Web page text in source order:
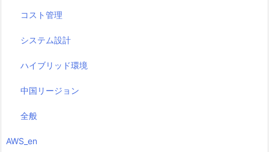
コスト管理
システム設計
ハイブリッド環境
中国リージョン
全般
AWS_en